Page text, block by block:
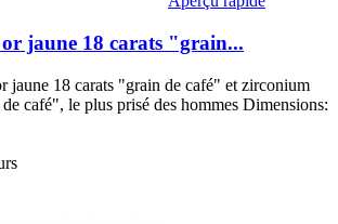
or jaune 18 carats "grain...
jaune 18 carats "grain de café" et zirconium
café", le plus prisé des hommes Dimensions: